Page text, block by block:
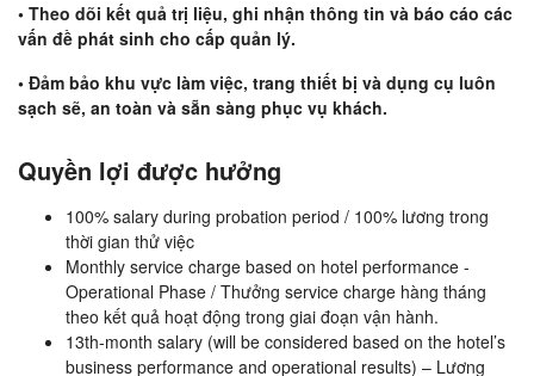
• Theo dõi kết quả trị liệu, ghi nhận thông tin và báo cáo các
vấn đề phát sinh cho cấp quản lý.
• Đảm bảo khu vực làm việc, trang thiết bị và dụng cụ luôn
sạch sẽ, an toàn và sẵn sàng phục vụ khách.
Quyền lợi được hưởng
100% salary during probation period / 100% lương trong
thời gian thử việc
Monthly service charge based on hotel performance -
Operational Phase / Thưởng service charge hàng tháng
theo kết quả hoạt động trong giai đoạn vận hành.
13th-month salary (will be considered based on the hotel’s
business performance and operational results) – Lương